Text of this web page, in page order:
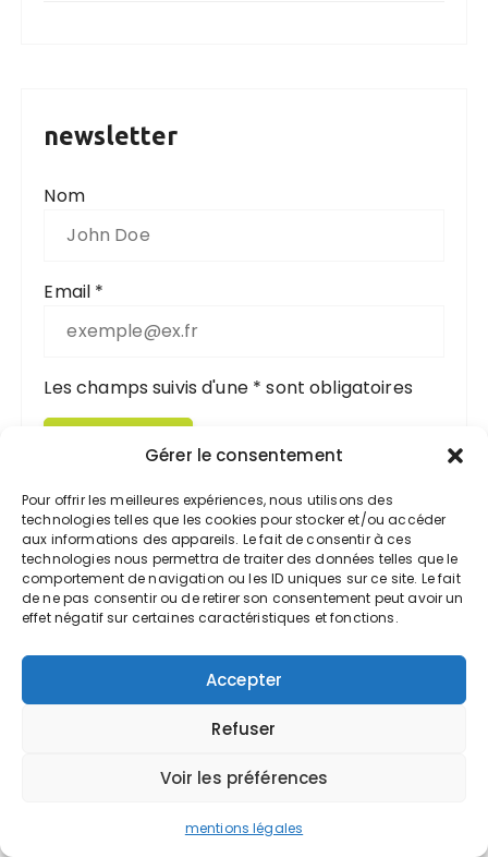
Gérer le consentement
Pour offrir les meilleures expériences, nous utilisons des
technologies telles que les cookies pour stocker et/ou accéder
aux informations des appareils. Le fait de consentir à ces
technologies nous permettra de traiter des données telles que le
comportement de navigation ou les ID uniques sur ce site. Le fait
de ne pas consentir ou de retirer son consentement peut avoir un
effet négatif sur certaines caractéristiques et fonctions.
Accepter
Refuser
Voir les préférences
mentions légales
newsletter
Nom
Email *
Les champs suivis d'une * sont obligatoires
Commentaires récents
Préparer sa demande de
Connaître et maîtriser votre taux de